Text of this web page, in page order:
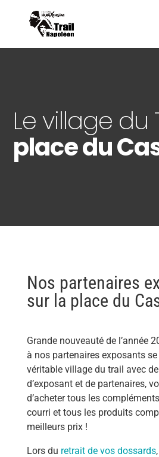
Le village du
place du
Nos partenaires
sur la place du
Grande nouveauté de l’année
à nos partenaires exposants
véritable village du trail avec
d’exposant et de partenaires,
d’acheter tous les
courri et tous les produits
meilleurs prix !
Lors du retrait de vos dossards